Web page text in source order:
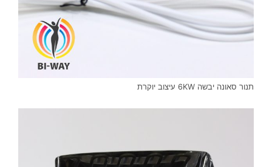
תנור סאונה יבשה 6KW עיצוב יוקרת